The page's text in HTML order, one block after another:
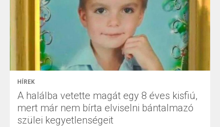
HÍREK
A halálba vetette magát egy 8 éves kisfiú,
mert már nem bírta elviselni bántalmazó
szülei kegyetlenségeit